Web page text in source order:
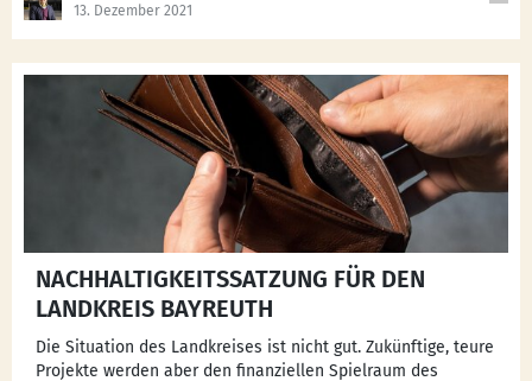
13. Dezember 2021
NACHHALTIGKEITSSATZUNG FÜR DEN
LANDKREIS BAYREUTH
Die Situation des Landkreises ist nicht gut. Zukünftige, teure
Projekte werden aber den finanziellen Spielraum des